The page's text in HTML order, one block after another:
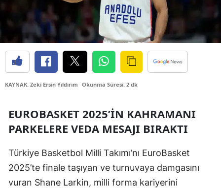
Bolu
Burdur
Bursa
Çanakkale
Çorum
Denizli
Diyarbakır
Edirne
KAYNAK: Zeki Ersin Yıldırım Okunma Süresi: 2 dk
EUROBASKET 2025’IN KAHRAMANI
PARKELERE VEDA MESAJI BIRAKTI
Türkiye Basketbol Milli Takımı’nı EuroBasket
2025’te finale taşıyan ve turnuvaya damgasını
vuran Shane Larkin, milli forma kariyerini